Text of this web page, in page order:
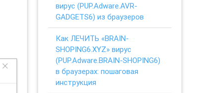
вирус (PUP.Adware.AVR-
GADGETS6) из браузеров
Как ЛЕЧИТЬ «BRAIN-
SHOPING6.XYZ» вирус
(PUP.Adware.BRAIN-SHOPING6)
в браузерах: пошаговая
инструкция